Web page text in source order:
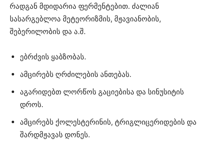
რადგან მდიდარია ფერმენტებით. ძალიან
სასარგებლოა მეტეორიზმის, მჟავიანობის,
შებერილობის და ა.შ.
ებრძვის ყაბზობას.
ამცირებს ღრძილების ანთებას.
აგარიდებთ ლორწოს გაციებისა და სინუსიტის
დროს.
ამცირებს ქოლესტერინის, ტრიგლიცერიდების და
შარდმჟავას დონეს.